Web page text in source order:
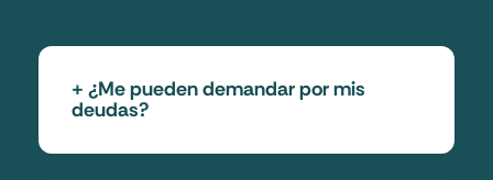
¿Me pueden demandar por mis
deudas?
por créditos de consumo, tarjetas o líneas